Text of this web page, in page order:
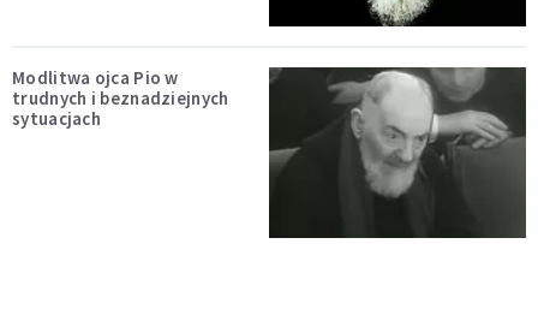
Modlitwa ojca Pio w
trudnych i beznadziejnych
sytuacjach